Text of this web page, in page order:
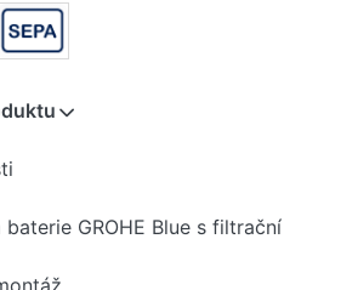
GROHE Blue s filtrační